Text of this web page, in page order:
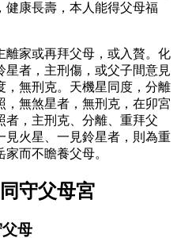
健康長壽，本人能得父母福
離家或再拜父母，或入贅。化
者，主刑傷，或父子間意見
，無刑克。天機星同度，分離
無煞星者，無刑克，在卯宮
者，主刑克、分離、重拜父
見火星、一見鈴星者，則為重
而不瞻養父母。
守父母宮
母